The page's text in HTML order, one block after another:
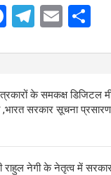
F
ce
o
k
T
e
a
E
ail ar
के समकक्ष डिजिटल
,भारत सरकार सूचना
राहुल नेगी के नेतृत्व में